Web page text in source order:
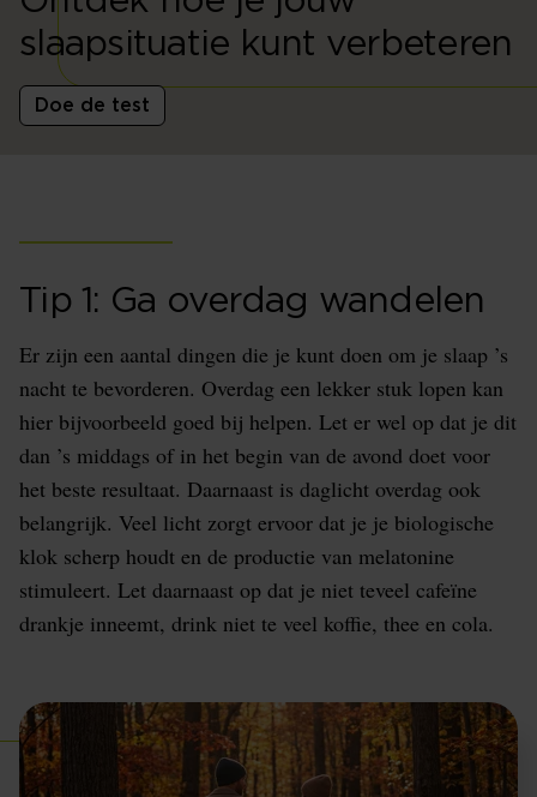
slaapsituatie kunt verbeteren
Doe de test
Tip 1: Ga overdag wandelen
Er zijn een aantal dingen die je kunt doen om je slaap ’s
nacht te bevorderen. Overdag een lekker stuk lopen kan
hier bijvoorbeeld goed bij helpen. Let er wel op dat je dit
dan ’s middags of in het begin van de avond doet voor
het beste resultaat. Daarnaast is daglicht overdag ook
belangrijk. Veel licht zorgt ervoor dat je je biologische
klok scherp houdt en de productie van melatonine
stimuleert. Let daarnaast op dat je niet teveel cafeïne
drankje inneemt, drink niet te veel koffie, thee en cola.